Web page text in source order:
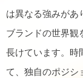
は異なる強みがあ
ブランドの世界観
長けています。時
て、独自のポジシ